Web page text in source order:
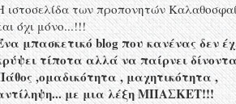
ιστοσελίδα των προπονητών
όχι μόνο...!!!
μπασκετικό blog που κανένας δεν
τίποτα αλλά να παίρνει
,ομαδικότητα , μαχητικότητα ,
με μια λέξη MΠΑΣΚΕΤ!!!